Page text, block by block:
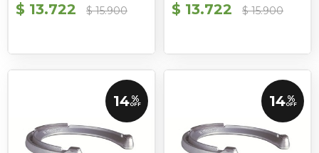
$ 13.722 $ 15.900 $ 13.722 $ 15.900
14 %
OFF 14 %
OFF